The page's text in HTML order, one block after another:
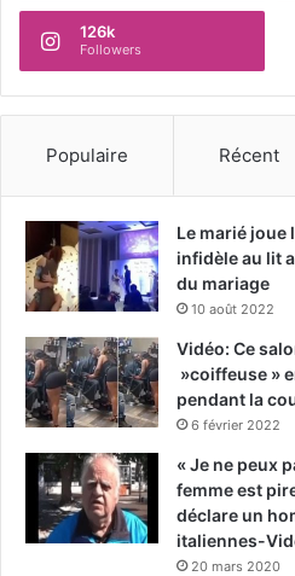
126k
Followers
Populaire Récent
Le marié joue
infidèle au lit
du mariage
10 août 2022
Vidéo: Ce
»coiffeuse »
pendant la
6 février 2022
« Je ne peux
femme est
déclare un
italiennes-
20 mars 2020